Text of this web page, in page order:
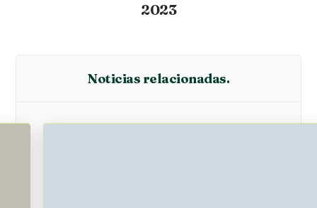
2023
Noticias relacionadas.